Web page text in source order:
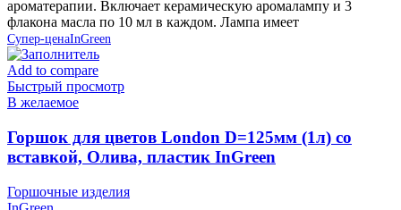
ароматерапии. Включает керамическую аромалампу и 3
флакона масла по 10 мл в каждом. Лампа имеет
Супер-ценаInGreen
Add to compare
Быстрый просмотр
В желаемое
Горшок для цветов London D=125мм (1л) со
вставкой, Олива, пластик InGreen
Горшочные изделия